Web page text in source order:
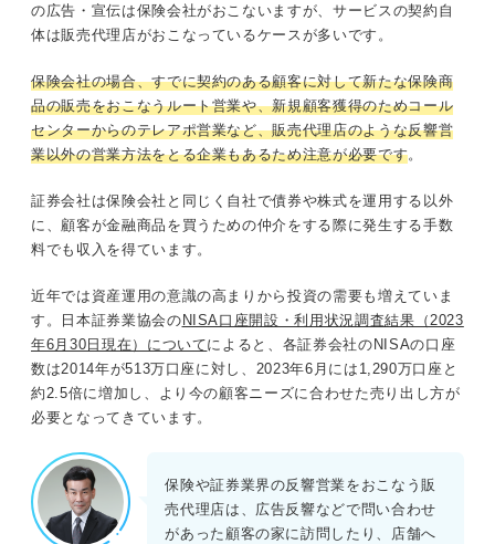
の広告・宣伝は保険会社がおこないますが、サービスの契約自
体は販売代理店がおこなっているケースが多いです。
保険会社の場合、すでに契約のある顧客に対して新たな保険商
品の販売をおこなうルート営業や、新規顧客獲得のためコール
センターからのテレアポ営業など、販売代理店のような反響営
業以外の営業方法をとる企業もあるため注意が必要です。
証券会社は保険会社と同じく自社で債券や株式を運用する以外
に、顧客が金融商品を買うための仲介をする際に発生する手数
料でも収入を得ています。
近年では資産運用の意識の高まりから投資の需要も増えていま
す。日本証券業協会の NISA口座開設・利用状況調査結果（2023
年6月30日現在）についてによると、各証券会社のNISAの口座
数は2014年が513万口座に対し、2023年6月には1,290万口座と
約2.5倍に増加し、より今の顧客ニーズに合わせた売り出し方が
必要となってきています。
保険や証券業界の反響営業をおこなう販
売代理店は、広告反響などで問い合わせ
があった顧客の家に訪問したり、店舗へ